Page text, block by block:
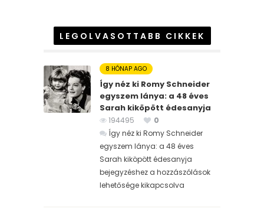
LEGOLVASOTTABB CIKKEK
8 HÓNAP AGO
Így néz ki Romy Schneider
egyszem lánya: a 48 éves
Sarah kiköpött édesanyja
194495
0
Így néz ki Romy Schneider
egyszem lánya: a 48 éves
Sarah kiköpött édesanyja
bejegyzéshez a hozzászólások
lehetősége kikapcsolva